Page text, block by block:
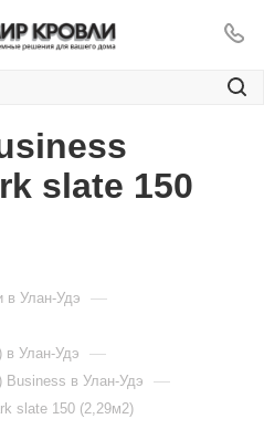
slate 150
в Улан-Удэ —
в Улан-Удэ —
Business в Улан-Удэ —
slate 150 (2,29м2)